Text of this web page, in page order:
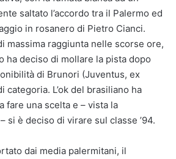
saltato l’accordo tra il Palermo ed
in rosanero di Pietro Cianci.
massima raggiunta nelle scorse ore,
ha deciso di mollare la pista dopo
di Brunori (Juventus, ex
categoria. L’ok del brasiliano ha
fare una scelta e – vista la
si è deciso di virare sul classe ’94.
dai media palermitani, il